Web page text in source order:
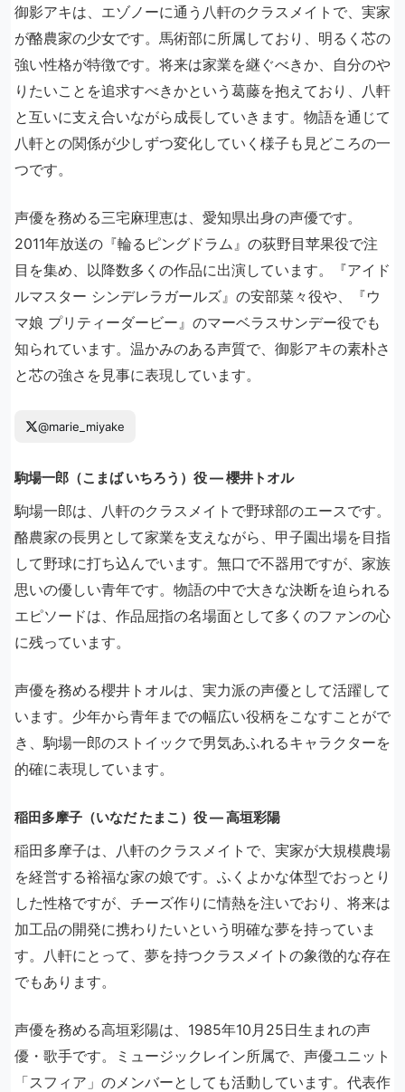
御影アキは、エゾノーに通う八軒のクラスメイトで、実家
が酪農家の少女です。馬術部に所属しており、明るく芯の
強い性格が特徴です。将来は家業を継ぐべきか、自分のや
りたいことを追求すべきかという葛藤を抱えており、八軒
と互いに支え合いながら成長していきます。物語を通じて
八軒との関係が少しずつ変化していく様子も見どころの一
つです。
声優を務める三宅麻理恵は、愛知県出身の声優です。
2011年放送の『輪るピングドラム』の荻野目苹果役で注
目を集め、以降数多くの作品に出演しています。『アイド
ルマスター シンデレラガールズ』の安部菜々役や、『ウ
マ娘 プリティーダービー』のマーベラスサンデー役でも
知られています。温かみのある声質で、御影アキの素朴さ
と芯の強さを見事に表現しています。
@marie_miyake
駒場一郎（こまば いちろう）役 ― 櫻井トオル
駒場一郎は、八軒のクラスメイトで野球部のエースです。
酪農家の長男として家業を支えながら、甲子園出場を目指
して野球に打ち込んでいます。無口で不器用ですが、家族
思いの優しい青年です。物語の中で大きな決断を迫られる
エピソードは、作品屈指の名場面として多くのファンの心
に残っています。
声優を務める櫻井トオルは、実力派の声優として活躍して
います。少年から青年までの幅広い役柄をこなすことがで
き、駒場一郎のストイックで男気あふれるキャラクターを
的確に表現しています。
稲田多摩子（いなだ たまこ）役 ― 高垣彩陽
稲田多摩子は、八軒のクラスメイトで、実家が大規模農場
を経営する裕福な家の娘です。ふくよかな体型でおっとり
した性格ですが、チーズ作りに情熱を注いでおり、将来は
加工品の開発に携わりたいという明確な夢を持っていま
す。八軒にとって、夢を持つクラスメイトの象徴的な存在
でもあります。
声優を務める高垣彩陽は、1985年10月25日生まれの声
優・歌手です。ミュージックレイン所属で、声優ユニット
「スフィア」のメンバーとしても活動しています。代表作